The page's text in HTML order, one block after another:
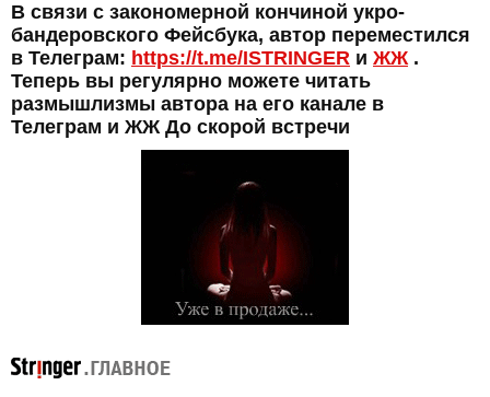
В связи с закономерной кончиной укро-
бандеровского Фейсбука, автор переместился
в Телеграм: https://t.me/ISTRINGER и ЖЖ.
Теперь вы регулярно можете читать
размышлизмы автора на его канале в
Телеграм и ЖЖ До скорой встречи